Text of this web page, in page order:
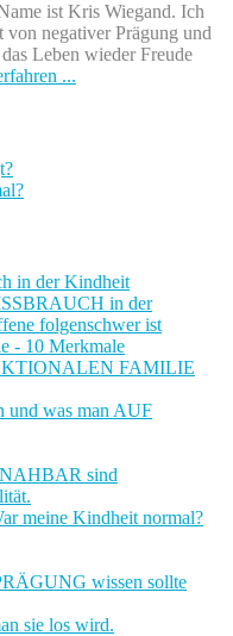
ist Kris Wiegand. Ich
von negativer Prägung und
Leben wieder Freude
...
in der
folgenschwer ist
FAMILIE
und was man AUF
sind
meine Kindheit normal?
wissen sollte
sie los wird.